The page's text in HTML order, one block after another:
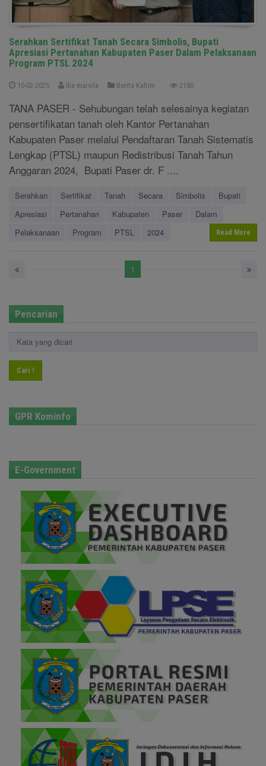
Serahkan Sertifikat Tanah Secara Simbolis, Bupati
Apresiasi Pertanahan Kabupaten Paser Dalam Pelaksanaan
Program PTSL 2024
10-02-2025 Ika marsila Berita Kaltim 2180
TANA PASER - Sehubungan telah selesainya kegiatan
pensertifikatan tanah oleh Kantor Pertanahan
Kabupaten Paser melalui Pendaftaran Tanah Sistematis
Lengkap (PTSL) maupun Redistribusi Tanah Tahun
Anggaran 2024, Bupati Paser dr. F ....
Serahkan Sertifikat Tanah Secara Simbolis
Bupati
Apresiasi
Pertanahan Kabupaten Paser
Dalam
Pelaksanaan
Program PTSL 2024 Read More
1
Pencarian
Cari !
GPR Kominfo
E-Government